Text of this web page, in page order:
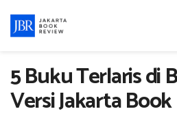
5 Buku Terlaris di
Versi Jakarta